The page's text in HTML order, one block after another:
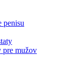
penisu
pre mužov